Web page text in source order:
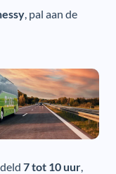
, pal aan de
7 tot 10 uur